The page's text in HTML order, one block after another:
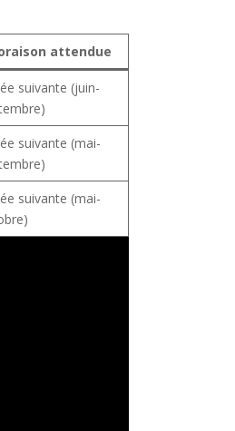
attendue
suivante (juin-
suivante (mai-
suivante (mai-